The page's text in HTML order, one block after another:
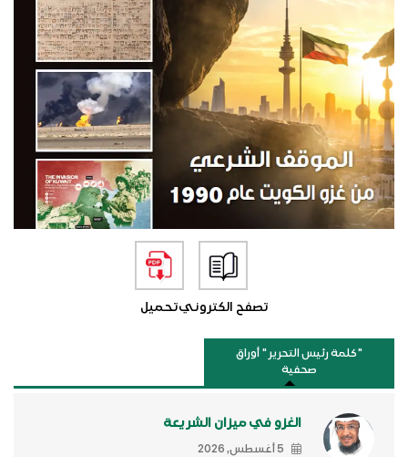
تصفح الكترونيتحميل
"كلمة رئيس التحرير " أوراق
صحفية
الغزو في ميزان الشريعة
5 أغسطس, 2026